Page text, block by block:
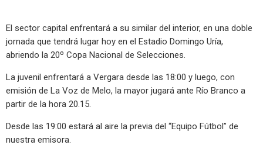
El sector capital enfrentará a su similar del interior, en una doble
jornada que tendrá lugar hoy en el Estadio Domingo Uría,
abriendo la 20º Copa Nacional de Selecciones.
La juvenil enfrentará a Vergara desde las 18:00 y luego, con
emisión de La Voz de Melo, la mayor jugará ante Río Branco a
partir de la hora 20.15.
Desde las 19:00 estará al aire la previa del “Equipo Fútbol” de
nuestra emisora.